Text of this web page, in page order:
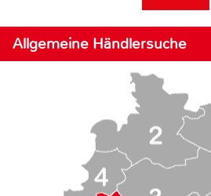
Allgemeine Händlersuche